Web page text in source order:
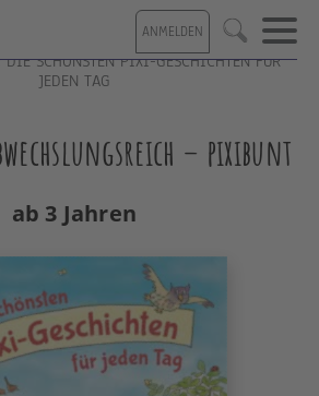
ANMELDEN Suche
DIE SCHÖNSTEN PIXI-GESCHICHTEN FÜR
JEDEN TAG
– pixibunt
ab 3 Jahren